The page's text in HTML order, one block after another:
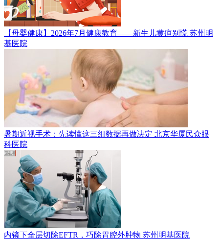
【母婴健康】2026年7月健康教育——新生儿黄疸别慌 苏州明
基医院
暑期近视手术：先读懂这三组数据再做决定 北京华厦民众眼
科医院
内镜下全层切除EFTR，巧除胃腔外肿物 苏州明基医院